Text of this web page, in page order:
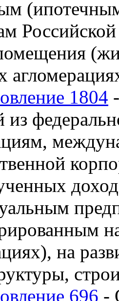
1804
из
на
696 -